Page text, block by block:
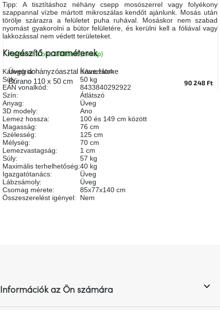
Woodman
kedvezményesen
Anyák
Egy
étkező,
amely
szórakoztat!
A
8.
születésnap
megünneplése
A
kedvenceid
e-
utalványok
Üveg dohányzóasztal Kave Home
Burano 110 x 50 cm
Raktáron a beszállítónál (14 nap)
90 248 Ft
Tipp: A tisztításhoz néhány csepp mosószerrel vagy folyékony
szappannal vízbe mártott mikroszálas kendőt ajánlunk. Mosás után
törölje szárazra a felületet puha ruhával. Mosáskor nem szabad
nyomást gyakorolni a bútor felületére, és kerülni kell a fóliával vagy
lakkozással nem védett területeket.
Kiegészítő paraméterek
Kategória:
Íróasztalok
Súly:
50 kg
EAN vonalkód:
8433840292922
Szín:
Átlátszó
Anyag:
Üveg
3D modely:
Ano
Lemez hossza:
100 és 149 cm között
Magasság:
76 cm
Szélesség:
125 cm
Mélység:
70 cm
Lemezvastagság:
1 cm
Súly:
57 kg
Maximális terhelhetőség:40 kg
Igazgatótanács:
Üveg
Lábzsámoly:
Üveg
Csomag mérete:
85x77x140 cm
Összeszerelést igényel: Nem
é
c
Információk az Ön számára